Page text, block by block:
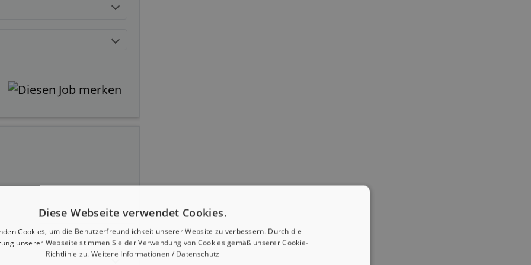
Diese Webseite verwendet Cookies.
Cookies, um die Benutzerfreundlichkeit unserer Website zu verbessern. Durch die
unserer Webseite stimmen Sie der Verwendung von Cookies gemäß unserer Cookie-
Richtlinie zu. Weitere Informationen / Datenschutz